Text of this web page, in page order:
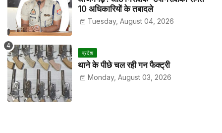
10 अधिकारियों के तबादले
Tuesday, August 04, 2026
प्रदेश
थाने के पीछे चल रही गन फैक्ट्री
Monday, August 03, 2026